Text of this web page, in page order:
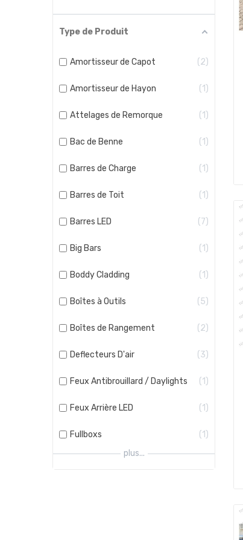
Type de Produit
Amortisseur de Capot 2
Amortisseur de Hayon 1
Attelages de Remorque 1
Bac de Benne 1
Barres de Charge 1
Barres de Toit 1
Barres LED 7
Big Bars 1
Boddy Cladding 1
Boîtes à Outils 5
Boîtes de Rangement 2
Deflecteurs D'air 3
Feux Antibrouillard / Daylights 1
Feux Arrière LED 1
Fullboxs
1
plus...